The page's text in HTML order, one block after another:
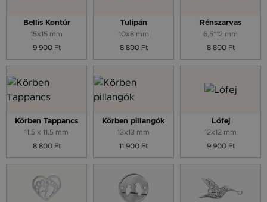
Bellis Kontúr
15x15 mm
9 900 Ft
Tulipán
10x8 mm
8 800 Ft
Rénszarvas
6,5*12 mm
8 800 Ft
Körben Tappancs
11,5 x 11,5 mm
8 800 Ft
Körben pillangók
13x13 mm
11 900 Ft
Lófej
12x12 mm
9 900 Ft